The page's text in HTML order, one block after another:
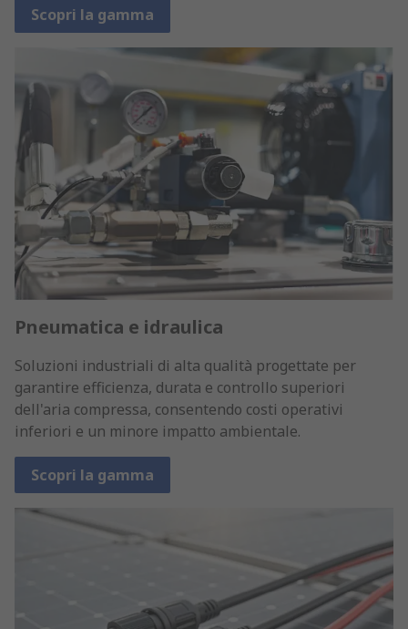
Scopri la gamma
Pneumatica e idraulica
Soluzioni industriali di alta qualità progettate per
garantire efficienza, durata e controllo superiori
dell'aria compressa, consentendo costi operativi
inferiori e un minore impatto ambientale.
Scopri la gamma